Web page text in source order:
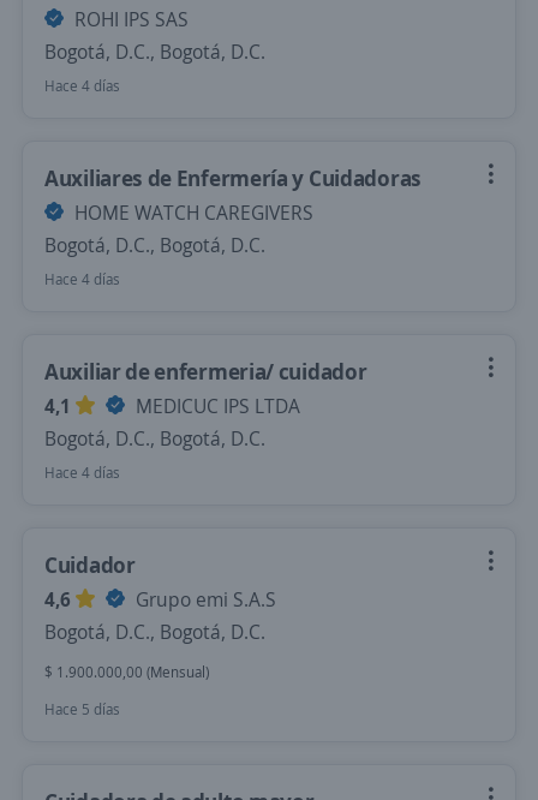
ROHI IPS SAS
Bogotá, D.C., Bogotá, D.C.
Hace 4 días
Auxiliares de Enfermería y Cuidadoras
HOME WATCH CAREGIVERS
Bogotá, D.C., Bogotá, D.C.
Hace 4 días
Auxiliar de enfermeria/ cuidador
4,1
MEDICUC IPS LTDA
Bogotá, D.C., Bogotá, D.C.
Hace 4 días
Cuidador
4,6
Grupo emi S.A.S
Bogotá, D.C., Bogotá, D.C.
$ 1.900.000,00 (Mensual)
Hace 5 días